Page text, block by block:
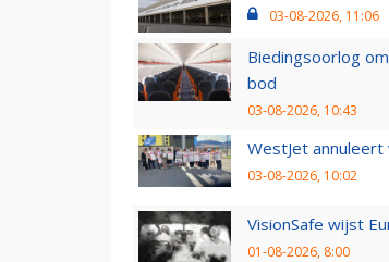
03-08-2026, 11:06
Biedingsoorlog
bod
03-08-2026, 10:43
WestJet
03-08-2026, 10:02
VisionSafe wijst
01-08-2026, 8:00